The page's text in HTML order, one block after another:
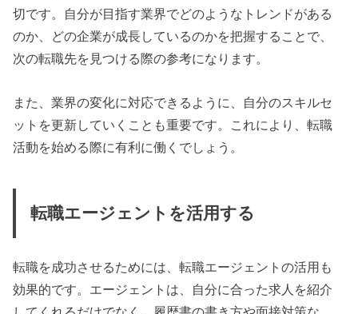
切です。自分が目指す業界でどのようなトレンドがある
のか、どの企業が成長しているのかを把握することで、
次の転職先を見つける際の参考になります。
また、業界の変化に対応できるように、自分のスキルセ
ットを更新していくことも重要です。これにより、転職
活動を始める際に有利に働くでしょう。
転職エージェントを活用する
転職を成功させるためには、転職エージェントの活用も
効果的です。エージェントは、自分に合った求人を紹介